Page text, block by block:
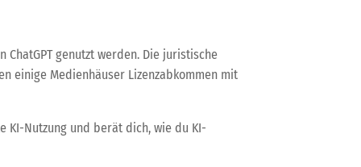
genutzt werden. Die juristische
einige Medienhäuser Lizenzabkommen mit
KI-Nutzung und berät dich, wie du KI-